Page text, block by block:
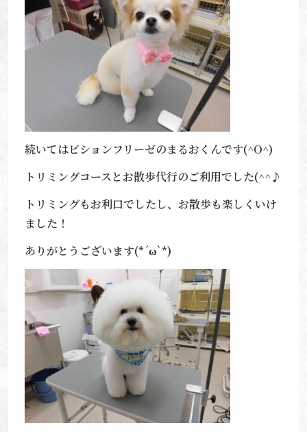
続いてはビションフリーゼのまるおくんです(^O^)
トリミングコースとお散歩代行のご利用でした(^^♪
トリミングもお利口でしたし、お散歩も楽しくいけ
ました！
ありがとうございます(*´ω`*)